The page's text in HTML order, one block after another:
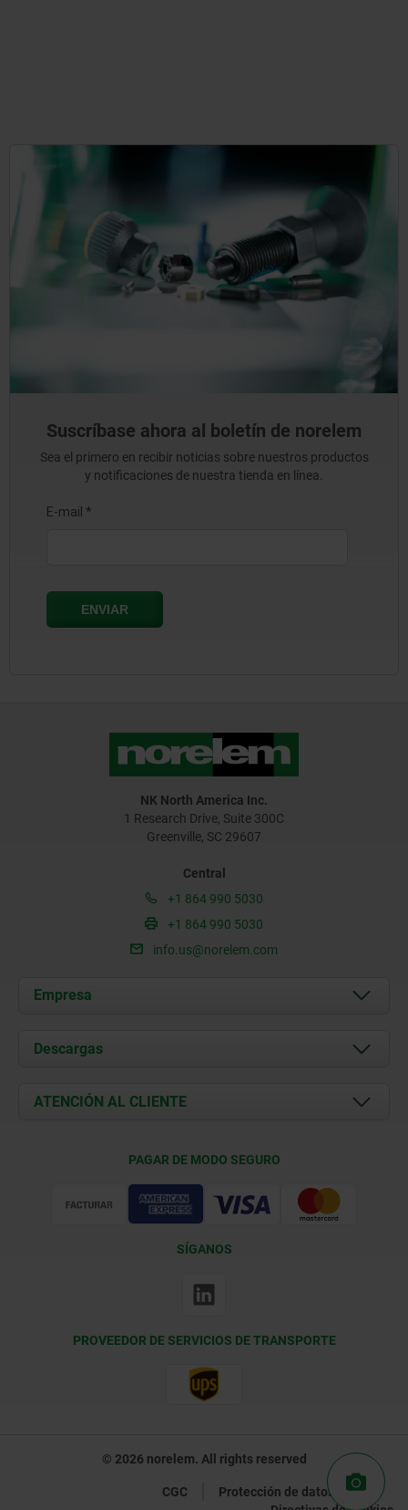
Suscríbase ahora al boletín de norelem
Sea el primero en recibir noticias sobre nuestros productos
y notificaciones de nuestra tienda en línea.
NK North America Inc.
1 Research Drive, Suite 300C
Greenville, SC 29607
Central
+1 864 990 5030
+1 864 990 5030
info.us@norelem.com
Empresa
Acerca de nosotros
Contacto
Descargas
Documents
ATENCIÓN AL CLIENTE
PAGAR DE MODO SEGURO
SÍGANOS
PROVEEDOR DE SERVICIOS DE TRANSPORTE
© 2026 norelem. All rights reserved
CGC
Protección de datos